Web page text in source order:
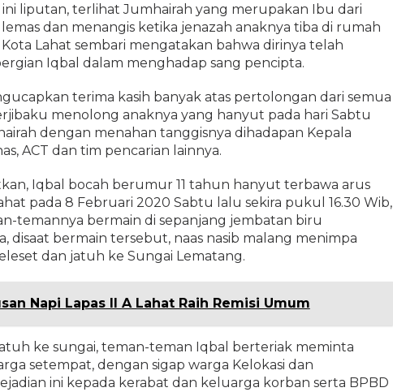
ini liputan, terlihat Jumhairah yang merupakan Ibu dari
dan menangis ketika jenazah anaknya tiba di rumah
Lahat sembari mengatakan bahwa dirinya telah
Iqbal dalam menghadap sang pencipta.
terima kasih banyak atas pertolongan dari semua
menolong anaknya yang hanyut pada hari Sabtu
dengan menahan tanggisnya dihadapan Kepala
ACT dan tim pencarian lainnya.
Iqbal bocah berumur 11 tahun hanyut terbawa arus
pada 8 Februari 2020 Sabtu lalu sekira pukul 16.30 Wib,
temannya bermain di sepanjang jembatan biru
disaat bermain tersebut, naas nasib malang menimpa
dan jatuh ke Sungai Lematang.
Napi Lapas II A Lahat Raih Remisi Umum
ke sungai, teman-teman Iqbal berteriak meminta
setempat, dengan sigap warga Kelokasi dan
ini kepada kerabat dan keluarga korban serta BPBD